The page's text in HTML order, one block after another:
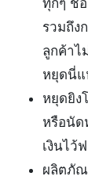
รวมถึง
ลูกค้าไ
หยุดนี่แ
หยุดยิง
หรือนัด
เงินไว้
ผลิตภัณ